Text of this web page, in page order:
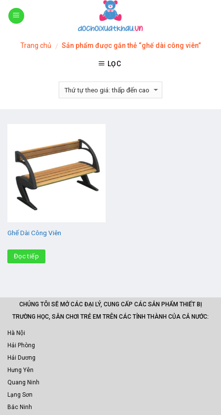
Skip
Trang chủ / Sản phẩm được gắn thẻ “ghế dài công viên”
LỌC
Ghế Dài Công Viên
Đọc tiếp
CHÚNG TÔI SẼ MỞ CÁC ĐẠI LÝ, CUNG CẤP CÁC SẢN PHẨM THIẾT BỊ
TRƯỜNG HỌC, SÂN CHƠI TRẺ EM TRÊN CÁC TỈNH THÀNH CỦA CẢ NƯỚC:
Hà Nội
Hải Phòng
Hải Dương
Hưng Yên
Quang Ninh
Lạng Sơn
Bắc Ninh